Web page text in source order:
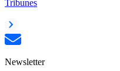
Tribunes
Newsletter